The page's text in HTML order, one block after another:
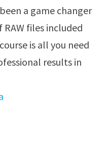
a game changer
files included
is all you need
results in